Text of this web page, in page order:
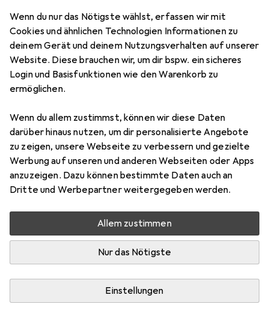
Wenn du nur das Nötigste wählst, erfassen wir mit
Cookies und ähnlichen Technologien Informationen zu
deinem Gerät und deinem Nutzungsverhalten auf unserer
Website. Diese brauchen wir, um dir bspw. ein sicheres
Login und Basisfunktionen wie den Warenkorb zu
ermöglichen.
Wenn du allem zustimmst, können wir diese Daten
darüber hinaus nutzen, um dir personalisierte Angebote
zu zeigen, unsere Webseite zu verbessern und gezielte
Werbung auf unseren und anderen Webseiten oder Apps
anzuzeigen. Dazu können bestimmte Daten auch an
Dritte und Werbepartner weitergegeben werden.
Allem zustimmen
Nur das Nötigste
Einstellungen